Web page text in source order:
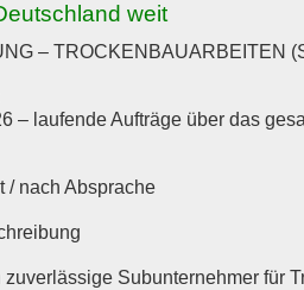
weit
– TROCKENBAUARBEITEN
– laufende Aufträge über das
/ nach Absprache
Subunternehmer für